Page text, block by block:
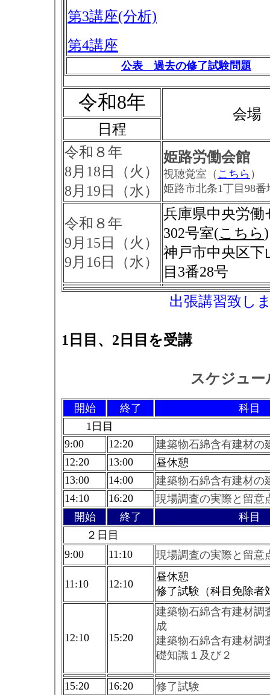
第3講座(分析)
第4講座
公表 過去の修了試験問題
令和8年
会場
日程
令和８年
8月18日（火）
8月19日（水）
姫路労働会館
視聴覚室（ こちら ）
姫路市北条1丁目98番
令和８年
9月15日（火）
9月16日（水）
兵庫県中央労働
302号室(こちら)
神戸市中央区下
目3番28号
出張講習致し
1日目、2日目を受講
スケジュー
開始 終了
科目
1日目
9:00
12:20
建築物石綿含有建材の
12:20
13:00
昼休憩
13:00
14:00
建築物石綿含有建材の
14:10
16:20
現場調査の実際と留意
開始
終了
科目
２日目
9:00
11:10 現場調査の実際と留意
11:10 12:10
昼休憩
修了試験（科目免除者
12:10 15:20
建築物石綿含有建材調
成
建築物石綿含有建材調
礎知識１及び２
15:20 16:20 修了試験